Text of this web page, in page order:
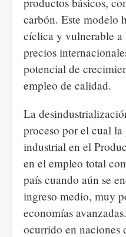
carbón. Este modelo
cíclica y vulnerable a
precios
potencial de
empleo de calidad.
La
proceso por el cual
industrial en el
en el empleo total
país cuando aún se
ingreso medio, muy
economías
ocurrido en naciones